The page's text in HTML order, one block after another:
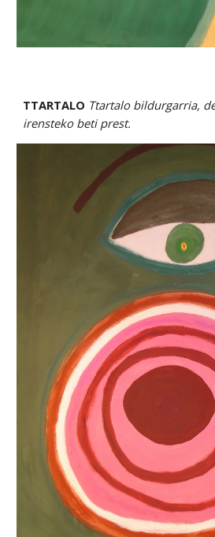
TTARTALO Ttartalo bildurgarria,
irensteko beti prest.